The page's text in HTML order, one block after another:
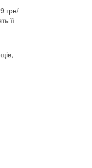
грн/
її